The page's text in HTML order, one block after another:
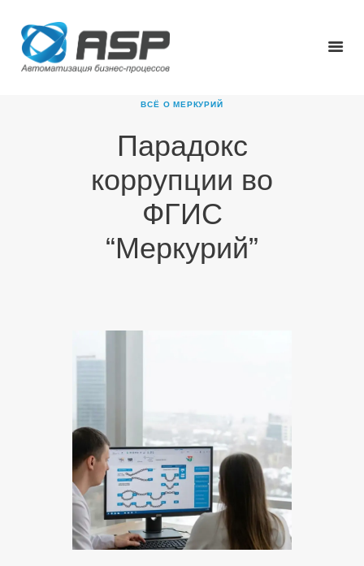
ВСЁ О МЕРКУРИЙ
Парадокс
коррупции во
ФГИС
“Меркурий”
ГЛАВНАЯ
О КОМПАНИИ
ПРОДУКТЫ
КАРЬЕРА